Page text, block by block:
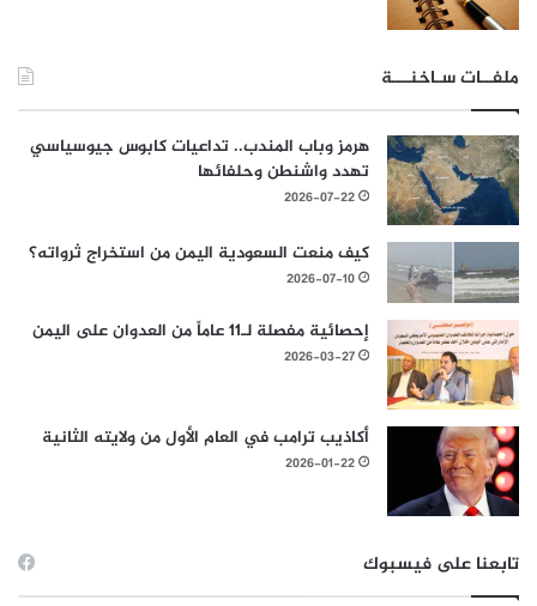
ملفــات سـاخنـــة
هرمز وباب المندب.. تداعيات كابوس جيوسياسي
تهدد واشنطن وحلفائها
2026-07-22
كيف منعت السعودية اليمن من استخراج ثرواته؟
2026-07-10
إحصائية مفصلة لـ11 عاماً من العدوان على اليمن
2026-03-27
أكاذيب ترامب في العام الأول من ولايته الثانية
2026-01-22
تابعنا على فيسبوك